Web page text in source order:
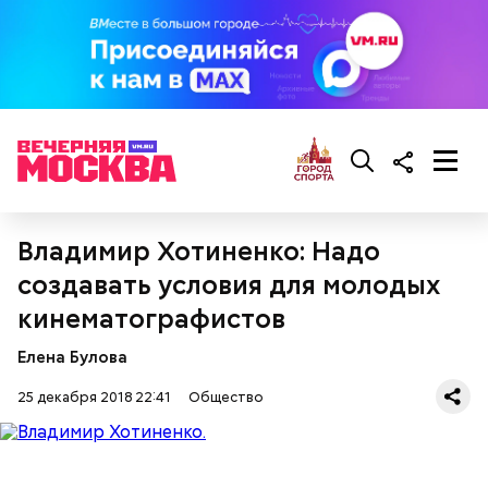
Владимир Хотиненко: Надо
создавать условия для молодых
кинематографистов
Елена Булова
25 декабря 2018 22:41 Общество
Николай-угодник и народный
календарь
ворога — оба будут друзья».
Суп крестьянский
4 ст. ложки растительного масла;
соль, зелень укропа и петрушки, лавровый лист
по вкусу.